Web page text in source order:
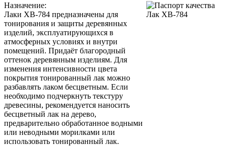
Назначение:
Лаки ХВ-784 предназначены для
тонирования и защиты деревянных
изделий, эксплуатирующихся в
атмосферных условиях и внутри
помещений. Придаёт благородный
оттенок деревянным изделиям. Для
изменения интенсивности цвета
покрытия тонированный лак можно
разбавлять лаком бесцветным. Если
необходимо подчеркнуть текстуру
древесины, рекомендуется наносить
бесцветный лак на дерево,
предварительно обработанное водными
или неводными морилками или
использовать тонированный лак.